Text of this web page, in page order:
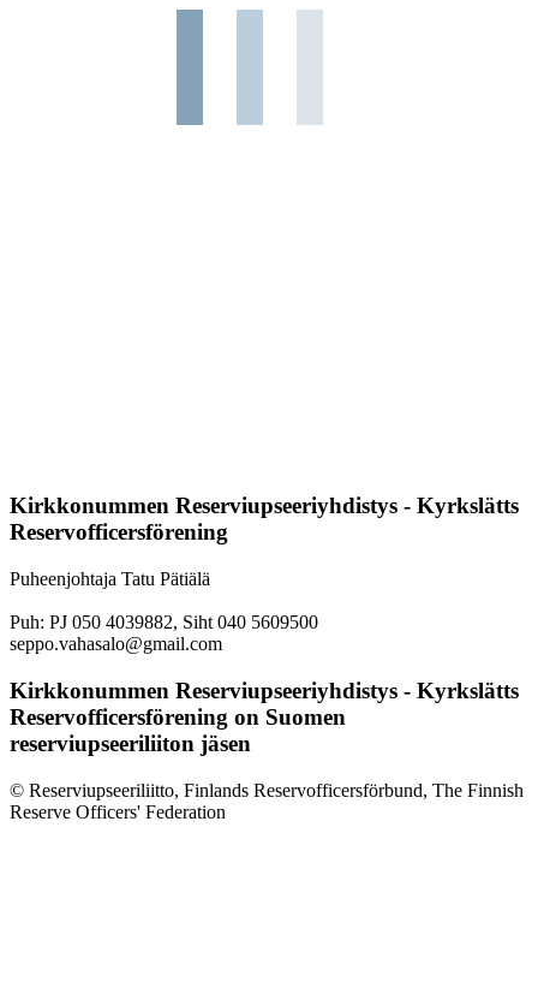
Kirkkonummen Reserviupseeriyhdistys - Kyrkslätts
Reservofficersförening
Puheenjohtaja Tatu Pätiälä
Puh: PJ 050 4039882, Siht 040 5609500
seppo.vahasalo@gmail.com
Kirkkonummen Reserviupseeriyhdistys - Kyrkslätts
Reservofficersförening on Suomen
reserviupseeriliiton jäsen
© Reserviupseeriliitto, Finlands Reservofficersförbund, The Finnish
Reserve Officers' Federation